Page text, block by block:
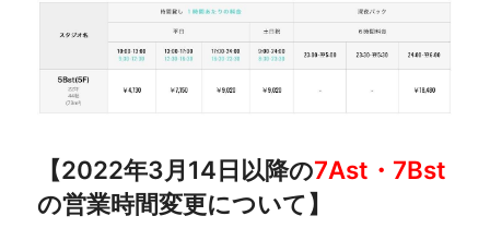
【2022年3月14日以降の7Ast・7Bst
の営業時間変更について】